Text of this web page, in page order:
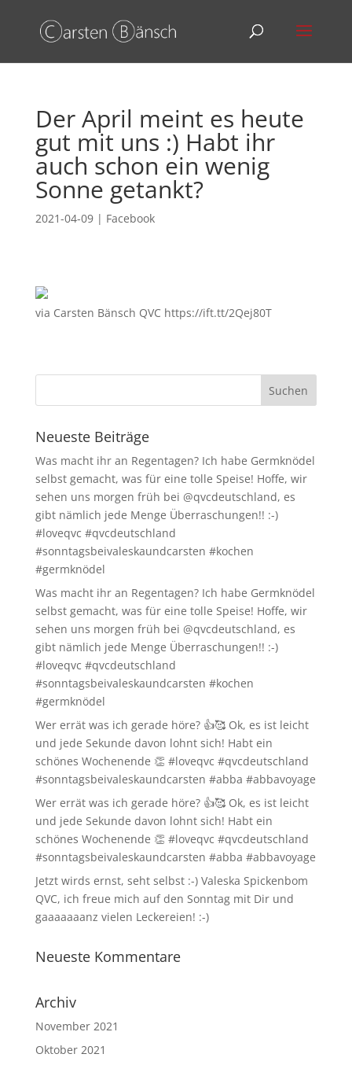
Der April meint es heute
gut mit uns :) Habt ihr
auch schon ein wenig
Sonne getankt?
2021-04-09| Facebook
via Carsten Bänsch QVC https://ift.tt/2Qej80T
Neueste Beiträge
Was macht ihr an Regentagen? Ich habe Germknödel
selbst gemacht, was für eine tolle Speise! Hoffe, wir
sehen uns morgen früh bei @qvcdeutschland, es
gibt nämlich jede Menge Überraschungen!! :-)
#loveqvc #qvcdeutschland
#sonntagsbeivaleskaundcarsten #kochen
#germknödel
Was macht ihr an Regentagen? Ich habe Germknödel
selbst gemacht, was für eine tolle Speise! Hoffe, wir
sehen uns morgen früh bei @qvcdeutschland, es
gibt nämlich jede Menge Überraschungen!! :-)
#loveqvc #qvcdeutschland
#sonntagsbeivaleskaundcarsten #kochen
#germknödel
Wer errät was ich gerade höre? 👍🥰 Ok, es ist leicht
und jede Sekunde davon lohnt sich! Habt ein
schönes Wochenende 👏 #loveqvc #qvcdeutschland
#sonntagsbeivaleskaundcarsten #abba #abbavoyage
Wer errät was ich gerade höre? 👍🥰 Ok, es ist leicht
und jede Sekunde davon lohnt sich! Habt ein
schönes Wochenende 👏 #loveqvc #qvcdeutschland
#sonntagsbeivaleskaundcarsten #abba #abbavoyage
Jetzt wirds ernst, seht selbst :-) Valeska Spickenbom
QVC, ich freue mich auf den Sonntag mit Dir und
gaaaaaaanz vielen Leckereien! :-)
Neueste Kommentare
Archiv
November 2021
Oktober 2021